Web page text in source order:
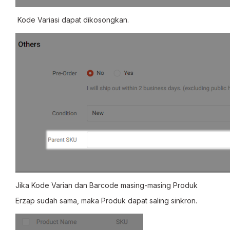
Kode Variasi dapat dikosongkan.
Jika Kode Varian dan Barcode masing-masing Produk
Erzap sudah sama, maka Produk dapat saling sinkron.